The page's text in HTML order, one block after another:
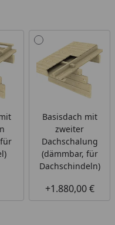
Basisdach mit
zweiter
Dachschalung
(dämmbar, für
Dachschindeln)
+1.880,00 €